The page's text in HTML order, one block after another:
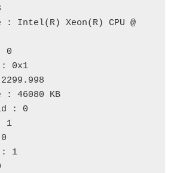
: Intel(R) Xeon(R) CPU @
0
: 0x1
: 46080 KB
: 0
1
: 1